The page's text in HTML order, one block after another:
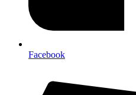
Facebook